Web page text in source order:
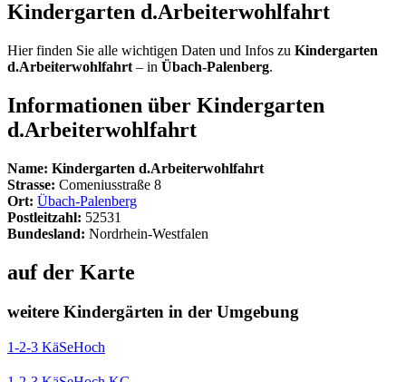
Kindergarten d.Arbeiterwohlfahrt
Hier finden Sie alle wichtigen Daten und Infos zu Kindergarten
d.Arbeiterwohlfahrt – in Übach-Palenberg.
Informationen über Kindergarten
d.Arbeiterwohlfahrt
Name: Kindergarten d.Arbeiterwohlfahrt
Strasse: Comeniusstraße 8
Ort: Übach-Palenberg
Postleitzahl: 52531
Bundesland: Nordrhein-Westfalen
auf der Karte
weitere Kindergärten in der Umgebung
1-2-3 KäSeHoch